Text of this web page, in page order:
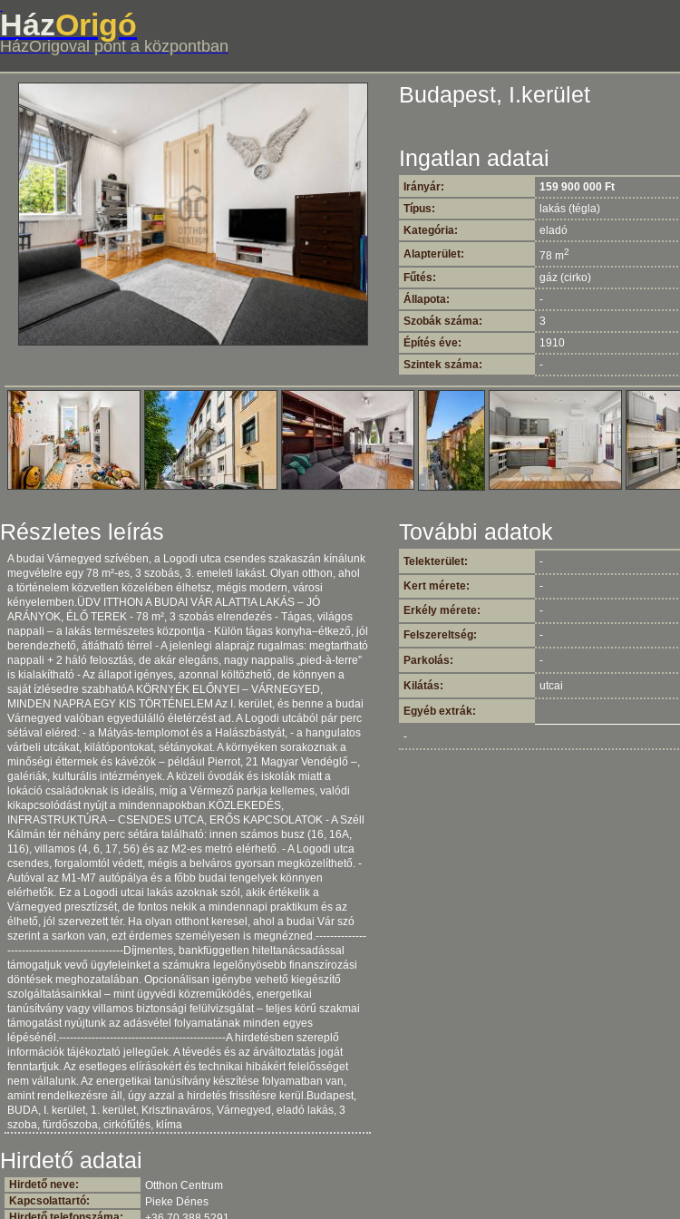
HázOrigó
HázOrigoval pont a központban
Budapest, I.kerület
Ingatlan adatai
Irányár:
159 900 000 Ft
Típus:
lakás (tégla)
Kategória:
eladó
Alapterület:
78 m2
Fűtés:
gáz (cirko)
Állapota:
-
Szobák száma:
3
Építés éve:
1910
Szintek száma:
-
Részletes leírás
A budai Várnegyed szívében, a Logodi utca csendes szakaszán kínálunk
megvételre egy 78 m²-es, 3 szobás, 3. emeleti lakást. Olyan otthon, ahol
a történelem közvetlen közelében élhetsz, mégis modern, városi
kényelemben.ÜDV ITTHON A BUDAI VÁR ALATT!A LAKÁS – JÓ
ARÁNYOK, ÉLŐ TEREK - 78 m², 3 szobás elrendezés - Tágas, világos
nappali – a lakás természetes központja - Külön tágas konyha–étkező, jól
berendezhető, átlátható térrel - A jelenlegi alaprajz rugalmas: megtartható
nappali + 2 háló felosztás, de akár elegáns, nagy nappalis „pied-à-terre”
is kialakítható - Az állapot igényes, azonnal költözhető, de könnyen a
saját ízlésedre szabhatóA KÖRNYÉK ELŐNYEI – VÁRNEGYED,
MINDEN NAPRA EGY KIS TÖRTÉNELEM Az I. kerület, és benne a budai
Várnegyed valóban egyedülálló életérzést ad. A Logodi utcából pár perc
sétával eléred: - a Mátyás-templomot és a Halászbástyát, - a hangulatos
várbeli utcákat, kilátópontokat, sétányokat. A környéken sorakoznak a
minőségi éttermek és kávézók – például Pierrot, 21 Magyar Vendéglő –,
galériák, kulturális intézmények. A közeli óvodák és iskolák miatt a
lokáció családoknak is ideális, míg a Vérmező parkja kellemes, valódi
kikapcsolódást nyújt a mindennapokban.KÖZLEKEDÉS,
INFRASTRUKTÚRA – CSENDES UTCA, ERŐS KAPCSOLATOK - A Széll
Kálmán tér néhány perc sétára található: innen számos busz (16, 16A,
116), villamos (4, 6, 17, 56) és az M2-es metró elérhető. - A Logodi utca
csendes, forgalomtól védett, mégis a belváros gyorsan megközelíthető. -
Autóval az M1-M7 autópálya és a főbb budai tengelyek könnyen
elérhetők. Ez a Logodi utcai lakás azoknak szól, akik értékelik a
Várnegyed presztízsét, de fontos nekik a mindennapi praktikum és az
élhető, jól szervezett tér. Ha olyan otthont keresel, ahol a budai Vár szó
szerint a sarkon van, ezt érdemes személyesen is megnézned.--------------
--------------------------------Díjmentes, bankfüggetlen hiteltanácsadással
támogatjuk vevő ügyfeleinket a számukra legelőnyösebb finanszírozási
döntések meghozatalában. Opcionálisan igénybe vehető kiegészítő
szolgáltatásainkkal – mint ügyvédi közreműködés, energetikai
tanúsítvány vagy villamos biztonsági felülvizsgálat – teljes körű szakmai
támogatást nyújtunk az adásvétel folyamatának minden egyes
lépésénél.----------------------------------------------A hirdetésben szereplő
információk tájékoztató jellegűek. A tévedés és az árváltoztatás jogát
fenntartjuk. Az esetleges elírásokért és technikai hibákért felelősséget
nem vállalunk. Az energetikai tanúsítvány készítése folyamatban van,
amint rendelkezésre áll, úgy azzal a hirdetés frissítésre kerül.Budapest,
BUDA, I. kerület, 1. kerület, Krisztinaváros, Várnegyed, eladó lakás, 3
szoba, fürdőszoba, cirkófűtés, klíma
További adatok
Telekterület:
-
Kert mérete:
-
Erkély mérete:
-
Felszereltség:
-
Parkolás:
-
Kilátás:
utcai
Egyéb extrák:
-
Hirdető adatai
Hirdető neve:
Otthon Centrum
Kapcsolattartó:
Pieke Dénes